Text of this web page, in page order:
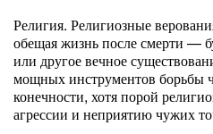
Религия. Религиозные
обещая жизнь после смерти —
или другое вечное
мощных инструментов борьбы
конечности, хотя порой
агрессии и неприятию чужих